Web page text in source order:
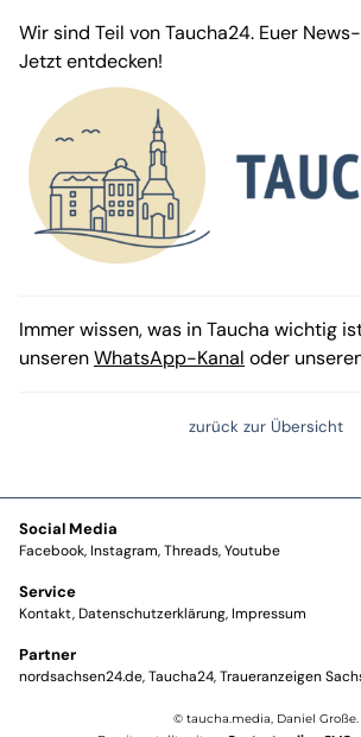
Wir sind Teil von Taucha24. Euer
Jetzt entdecken!
Immer wissen, was in Taucha wichtig
unserenWhatsApp-Kanal oder
zurück zur Übersicht
Social Media
Facebook Instagram Threads Youtube
Service
Kontakt Datenschutzerklärung Impressum
Partner
nordsachsen24.de Taucha24 Traueranzeigen
© taucha.media, Daniel Große.